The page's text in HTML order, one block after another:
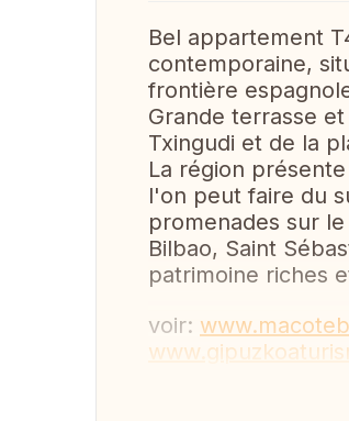
Bel appartement
contemporaine,
frontière
Grande terrasse
Txingudi et de la
La région
l'on peut faire du
promenades sur
Bilbao, Saint
patrimoine riches
voir: